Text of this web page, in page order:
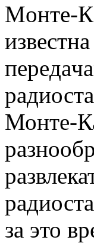
Мoнтe-
Монте-
за это